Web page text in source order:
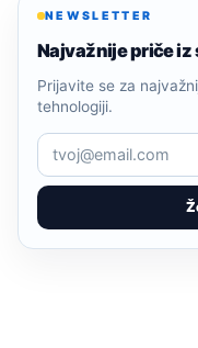
NEWSLETTER
Najvažnije priče iz
Prijavite se za
tehnologiji.